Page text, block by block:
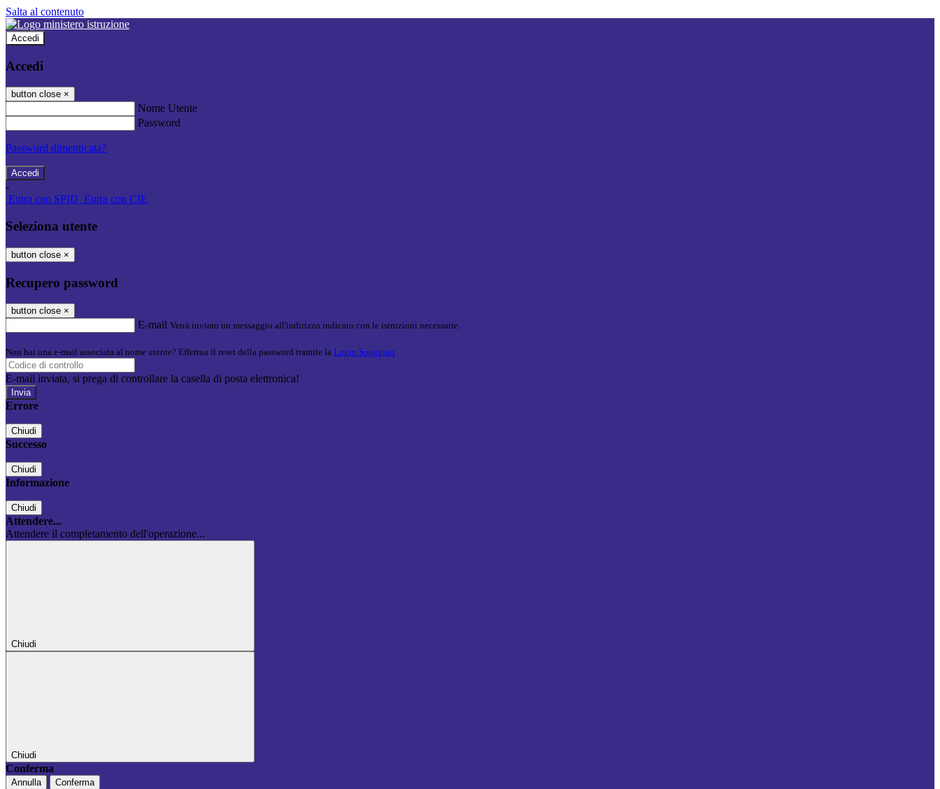
Salta al contenuto
Accedi
Accedi
button close ×
Nome Utente
Password
Password dimenticata?
-
Entra con SPID Entra con CIE
Seleziona utente
button close ×
Recupero password
button close ×
E-mail Verrà inviato un messaggio all'indirizzo indicato con le istruzioni necessarie.
Non hai una e-mail associata al nome utente? Effettua il reset della password tramite la Login Spaggiari
E-mail inviata, si prega di controllare la casella di posta elettronica!
Errore
Chiudi
Successo
Chiudi
Informazione
Chiudi
Attendere...
Attendere il completamento dell'operazione...
Chiudi
Chiudi
Conferma
Annulla Conferma